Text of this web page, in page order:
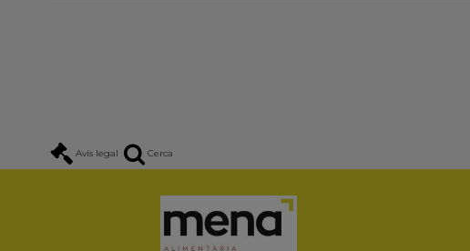
Avís legal Cerca